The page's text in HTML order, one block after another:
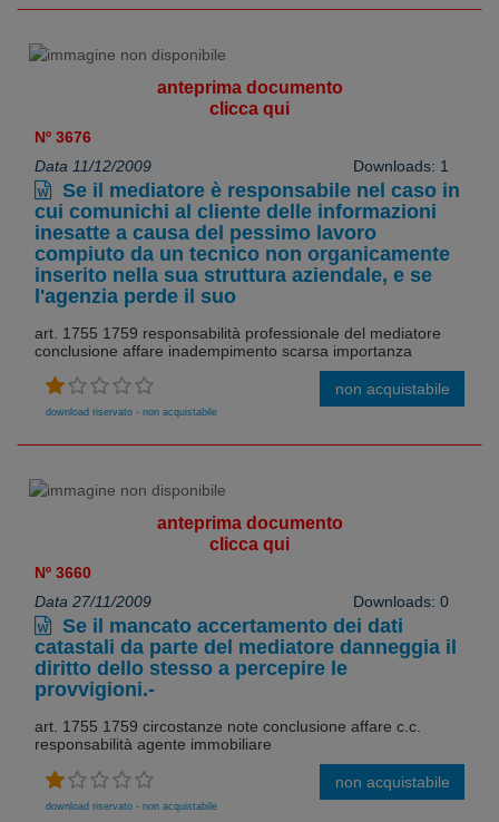
anteprima documento
clicca qui
Nº 3676
Data 11/12/2009
Downloads: 1
Se il mediatore è responsabile nel caso in
cui comunichi al cliente delle informazioni
inesatte a causa del pessimo lavoro
compiuto da un tecnico non organicamente
inserito nella sua struttura aziendale, e se
l'agenzia perde il suo
art. 1755 1759 responsabilità professionale del mediatore
conclusione affare inadempimento scarsa importanza
download riservato - non acquistabile
non acquistabile
anteprima documento
clicca qui
Nº 3660
Data 27/11/2009
Downloads: 0
Se il mancato accertamento dei dati
catastali da parte del mediatore danneggia il
diritto dello stesso a percepire le
provvigioni.-
art. 1755 1759 circostanze note conclusione affare c.c.
responsabilità agente immobiliare
download riservato - non acquistabile
non acquistabile